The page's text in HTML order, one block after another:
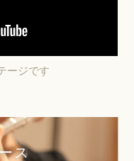
ージです
ス